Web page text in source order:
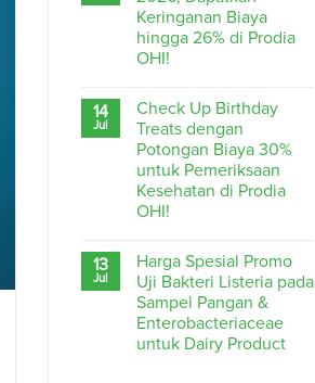
Keringanan Biaya
hingga 26% di Prodia
OHI!
14
Jul
Check Up Birthday
Treats dengan
Potongan Biaya 30%
untuk Pemeriksaan
Kesehatan di Prodia
OHI!
13
Jul
Harga Spesial Promo
Uji Bakteri Listeria pada
Sampel Pangan &
Enterobacteriaceae
untuk Dairy Product